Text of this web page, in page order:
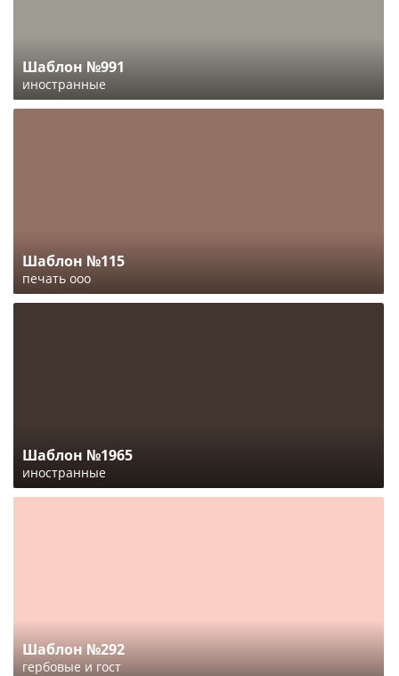
Шаблон №991
иностранные
Шаблон №115
печать ооо
Шаблон №1965
иностранные
Шаблон №292
гербовые и гост